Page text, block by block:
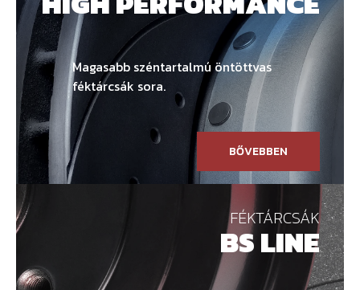
Magasabb széntartalmú öntöttvas
féktárcsák sora.
BŐVEBBEN
FÉKTÁRCSÁK
BS LINE